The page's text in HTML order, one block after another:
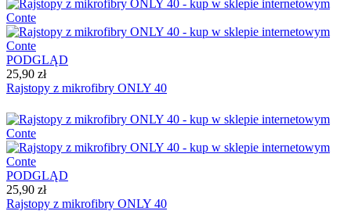
PODGLĄD
25,90 zł
Rajstopy z mikrofibry ONLY 40
PODGLĄD
25,90 zł
Rajstopy z mikrofibry ONLY 40